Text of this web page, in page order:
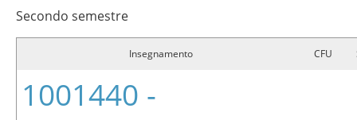
Secondo semestre
Insegnamento CFU
1001440 -